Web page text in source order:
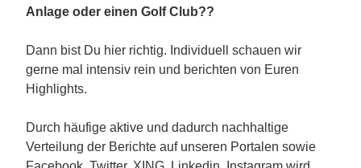
Anlage oder einen Golf Club??
Dann bist Du hier richtig. Individuell schauen wir
gerne mal intensiv rein und berichten von Euren
Highlights.
Durch häufige aktive und dadurch nachhaltige
Verteilung der Berichte auf unseren Portalen sowie